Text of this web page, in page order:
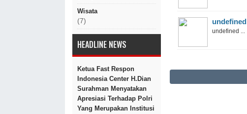
Wisata
(7)
HEADLINE NEWS
Ketua Fast Respon
Indonesia Center H.Dian
Surahman Menyatakan
Apresiasi Terhadap Polri
Yang Merupakan Institusi
undefined
undefined ...